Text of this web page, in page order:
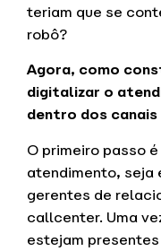
teriam que se
robô?
Agora, como
digitalizar o
dentro dos
O primeiro passo
atendimento, seja
gerentes de
callcenter. Uma
estejam